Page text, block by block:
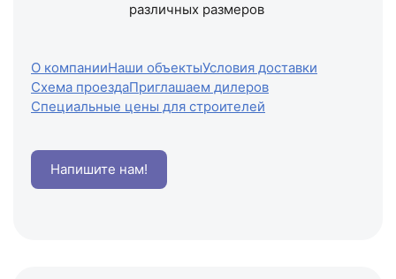
различных размеров
О компанииНаши объектыУсловия доставки
Схема проездаПриглашаем дилеров
Специальные цены для строителей
Напишите нам!